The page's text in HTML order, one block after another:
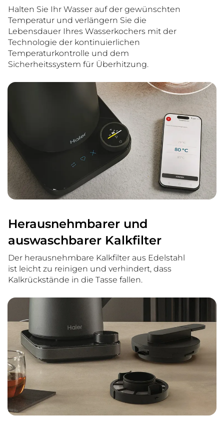
Halten Sie Ihr Wasser auf der gewünschten
Temperatur und verlängern Sie die
Lebensdauer Ihres Wasserkochers mit der
Technologie der kontinuierlichen
Temperaturkontrolle und dem
Sicherheitssystem für Überhitzung.
Herausnehmbarer und
auswaschbarer Kalkfilter
Der herausnehmbare Kalkfilter aus Edelstahl
ist leicht zu reinigen und verhindert, dass
Kalkrückstände in die Tasse fallen.